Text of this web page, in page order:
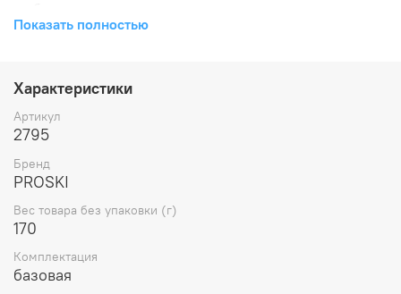
Показать полностью
Характеристики
Артикул
2795
Бренд
PROSKI
Вес товара без упаковки (г)
170
Комплектация
базовая